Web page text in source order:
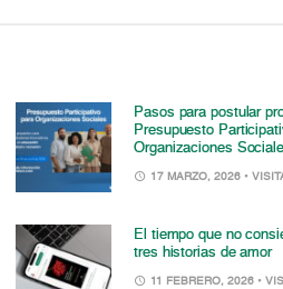
Pasos para postular
Presupuesto
Organizaciones
17 MARZO, 2026 •
El tiempo que no
tres historias de amor
11 FEBRERO, 2026 •